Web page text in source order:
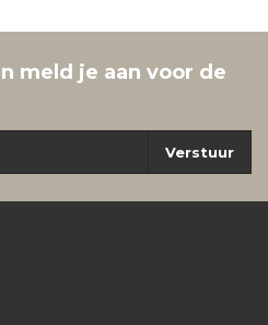
meld je aan voor de
Verstuur